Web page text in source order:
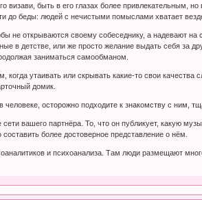
быть в его глазах более привлекательным,
до беды: людей с нечистыми помыслами хватает
не открываются своему собеседнику, а надевают
в детстве, или же просто желание выдать себя за
заниматься самообманом.
утаивать или скрывать какие-то свои качества
домик.
осторожно подходите к знакомству с ним,
вашего партнёра. То, что он публикует, какую
более достоверное представление о нём.
и психоанализа. Там люди размещают